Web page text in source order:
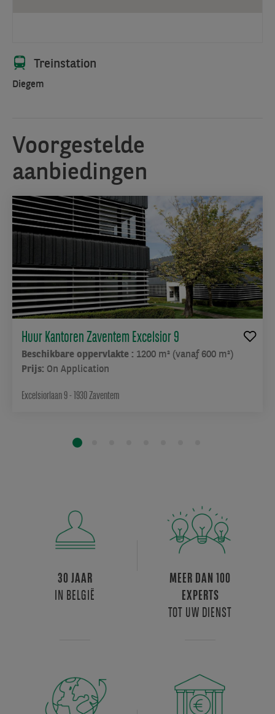
Treinstation
Diegem
Voorgestelde
aanbiedingen
Huur Kantoren Zaventem Excelsior 9
Beschikbare oppervlakte : 1200 m² (vanaf 600 m²)
Prijs: On Application
Excelsiorlaan 9 - 1930 Zaventem
30 JAAR
IN BELGIË
MEER DAN 100
EXPERTS
TOT UW DIENST